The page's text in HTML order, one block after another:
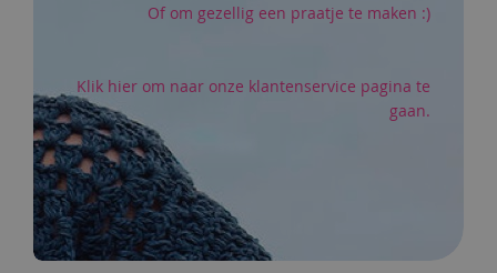
Of om gezellig een praatje te maken :)
Klik hier om naar onze klantenservice pagina te
gaan.